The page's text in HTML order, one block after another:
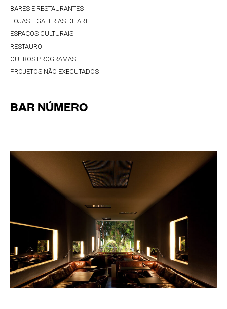
BARES E RESTAURANTES
LOJAS E GALERIAS DE ARTE
ESPAÇOS CULTURAIS
RESTAURO
OUTROS PROGRAMAS
PROJETOS NÃO EXECUTADOS
BAR NÚMERO